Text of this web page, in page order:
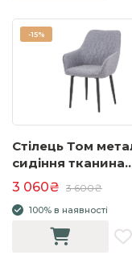
-15%
Стілець Том
сидіння тканина
580x630x870
3 060₴ 3 600₴
100% в наявності